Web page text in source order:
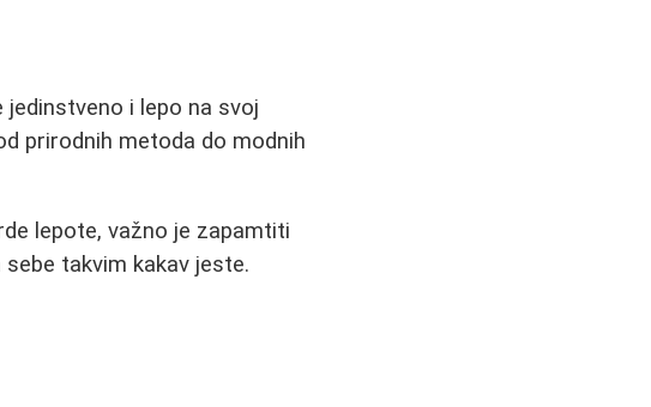
jedinstveno i lepo na svoj
prirodnih metoda do modnih
lepote, važno je zapamtiti
takvim kakav jeste.